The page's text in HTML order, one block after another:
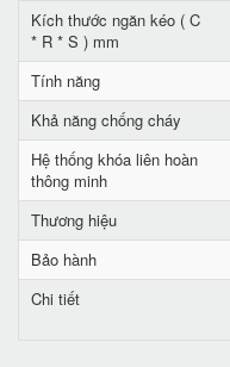
Kích thước ngăn kéo ( C
* R * S ) mm
Tính năng
Khả năng chống cháy
Hệ thống khóa liên hoàn
thông minh
Thương hiệu
Bảo hành
Chi tiết